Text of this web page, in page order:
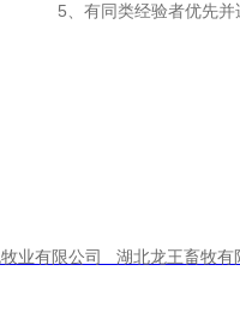
业有限公司 湖北龙王畜牧
5、有同类经验者优先并